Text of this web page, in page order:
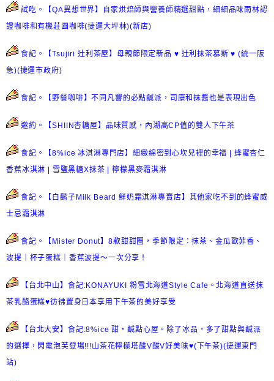
試吃。【QA異想世界】自家烘焙師與營養師精選甜點，細細品味雨林認
證咖啡和有機莊園咖啡(捷運大坪林)(新店)
食記。【Tsujiri 辻利茶屋】母親節限定新品 ♥ 辻利抹茶慕斯 ♥ (統一阪
急)(捷運市政府)
食記。【野餐咖啡】不同凡響的必點鹹派，司康和抹醬也是表現出色
邀約。【SHIIN杏糖屋】品味質感，內湖高CP值的雙人下午茶
食記。【8%ice 冰淇淋專門店】細緻綿密到心坎兒裡的幸福 | 蜂蜜杏仁
香蕉冰淇淋 | 雪鹽黑糖X抹茶 | 檸檬黑麥霜淇淋
食記。【白鬍子Milk Beard 鮮奶霜淇淋專賣店】其他家吃不到的蜂蜜威
士忌霜淇淋
食記。【Mister Donut】8款甜甜圈，季節限定：抹茶、金瓜歐菲香、
波提｜杯子蛋糕｜香蕉波提～一次分享！
【台北中山】食記:KONAYUKI 粉雪北海道Style Cafe。北海道直送抹
茶乳酪蛋糕♥彷彿置身日本享用下午茶的美好享受
【台北大安】食記:8%ice 甜・鹹點心屋。除了冰品，多了甜點與鹹派
的選擇，閃電泡芙登場!!!山茶花檸檬塔酸V酸V好美味♥(下午茶)(捷運東門
站)